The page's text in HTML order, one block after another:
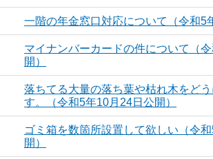
一階の年金窓口対応について（令和5
マイナンバーカードの件について（
開）
落ちてる大量の落ち葉や枯れ木をど
す。（令和5年10月24日公開）
ゴミ箱を数箇所設置して欲しい（令
開）